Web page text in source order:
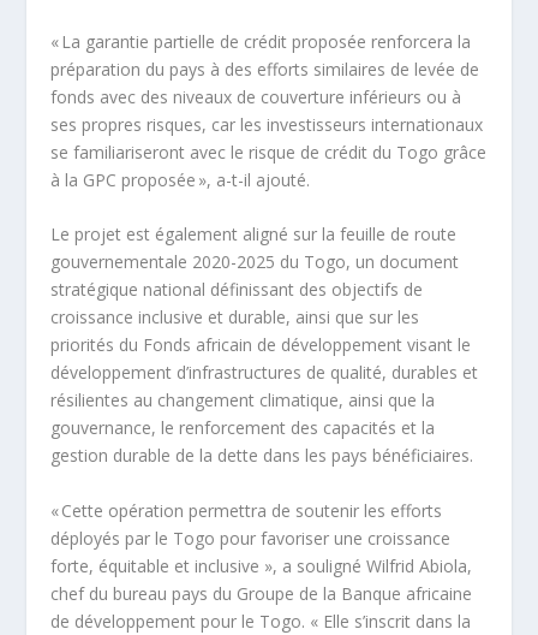
« La garantie partielle de crédit proposée renforcera la
préparation du pays à des efforts similaires de levée de
fonds avec des niveaux de couverture inférieurs ou à
ses propres risques, car les investisseurs internationaux
se familiariseront avec le risque de crédit du Togo grâce
à la GPC proposée », a-t-il ajouté.
Le projet est également aligné sur la feuille de route
gouvernementale 2020-2025 du Togo, un document
stratégique national définissant des objectifs de
croissance inclusive et durable, ainsi que sur les
priorités du Fonds africain de développement visant le
développement d’infrastructures de qualité, durables et
résilientes au changement climatique, ainsi que la
gouvernance, le renforcement des capacités et la
gestion durable de la dette dans les pays bénéficiaires.
« Cette opération permettra de soutenir les efforts
déployés par le Togo pour favoriser une croissance
forte, équitable et inclusive », a souligné Wilfrid Abiola,
chef du bureau pays du Groupe de la Banque africaine
de développement pour le Togo. « Elle s’inscrit dans la